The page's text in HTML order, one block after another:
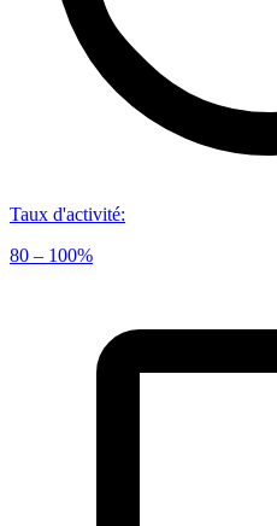
Taux d'activité:
80 – 100%